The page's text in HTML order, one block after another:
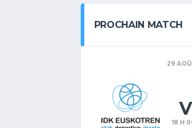
PROCHAIN MATCH
29
18 H